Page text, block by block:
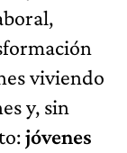
viviendo
y, sin
jóvenes